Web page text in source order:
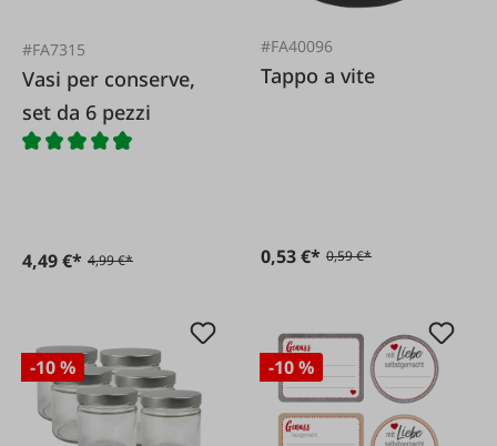
#FA7315
Vasi per conserve,
set da 6 pezzi
4,49 €* 4,99 €*
#FA40096
Tappo a vite
0,53 €* 0,59 €*
-10 % -10 %